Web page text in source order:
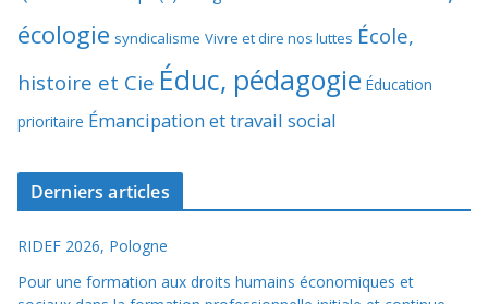
écologie syndicalisme Vivre et dire nos luttes École,
histoire et Cie Éduc, pédagogie Éducation
prioritaire Émancipation et travail social
Derniers articles
RIDEF 2026, Pologne
Pour une formation aux droits humains économiques et